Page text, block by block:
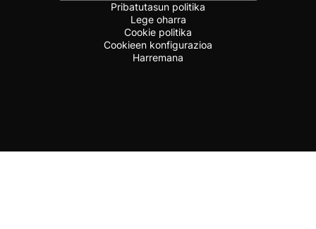
Pribatutasun politika
Lege oharra
Cookie politika
Cookieen konfigurazioa
Harremana